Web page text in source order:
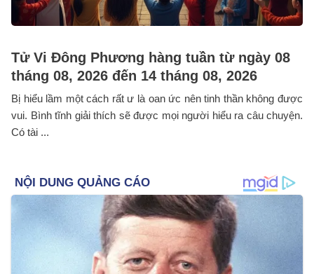
Tử Vi Đông Phương hàng tuần từ ngày 08
tháng 08, 2026 đến 14 tháng 08, 2026
Bị hiểu lầm một cách rất ư là oan ức nên tinh thần không được
vui. Bình tĩnh giải thích sẽ được mọi người hiểu ra câu chuyện.
Có tài ...